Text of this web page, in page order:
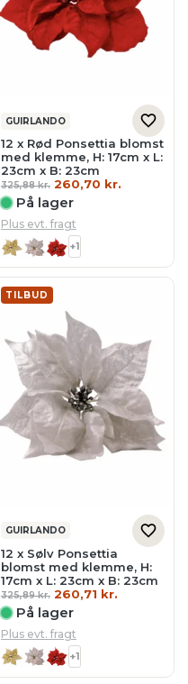
GUIRLANDO
12 x Rød Ponsettia blomst
med klemme, H: 17cm x L:
23cm x B: 23cm
325,88kr. Den
pris
var:
325,88 kr..
260,70 kr.
På lager
Plus evt. fragt
+1
TILBUD
GUIRLANDO
12 x Sølv Ponsettia
blomst med klemme, H:
17cm x L: 23cm x B: 23cm
325,89kr. Den
pris
var:
325,89 kr..
260,71 kr.
På lager
Plus evt. fragt
+1